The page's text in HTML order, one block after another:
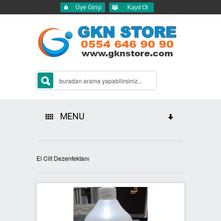
Üye Girişi Kayıt Ol
MENU
GERİ DÖNÜŞÜM ÇÖP KUTULARI
2Lİ GERİ DÖNÜŞÜM KUTULARI
SIFIR ATIK KUTULARI
El Cilt Dezenfektanı